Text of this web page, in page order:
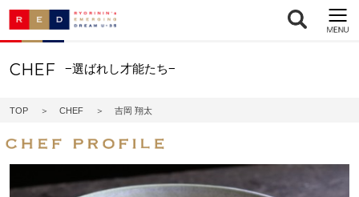
CHEF −選ばれし才能たち−
TOP CHEF 吉岡 翔太